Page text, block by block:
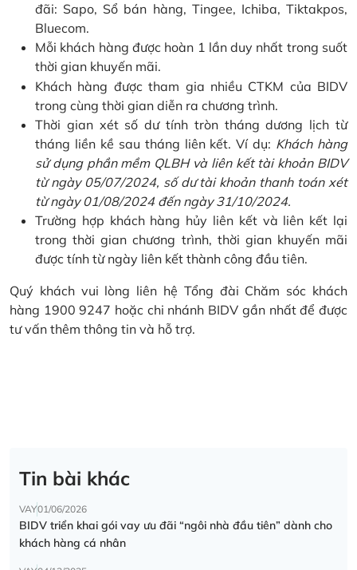
đãi: Sapo, Sổ bán hàng, Tingee, Ichiba, Tiktakpos,
Bluecom.
Mỗi khách hàng được hoàn 1 lần duy nhất trong suốt
thời gian khuyến mãi.
Khách hàng được tham gia nhiều CTKM của BIDV
trong cùng thời gian diễn ra chương trình.
Thời gian xét số dư tính tròn tháng dương lịch từ
tháng liền kề sau tháng liên kết. Ví dụ: Khách hàng
sử dụng phần mềm QLBH và liên kết tài khoản BIDV
từ ngày 05/07/2024, số dư tài khoản thanh toán xét
từ ngày 01/08/2024 đến ngày 31/10/2024.
Trường hợp khách hàng hủy liên kết và liên kết lại
trong thời gian chương trình, thời gian khuyến mãi
được tính từ ngày liên kết thành công đầu tiên.
Quý khách vui lòng liên hệ Tổng đài Chăm sóc khách
hàng 1900 9247 hoặc chi nhánh BIDV gần nhất để được
tư vấn thêm thông tin và hỗ trợ.
Tin bài khác
VAY01/06/2026
BIDV triển khai gói vay ưu đãi “ngôi nhà đầu tiên” dành cho
khách hàng cá nhân